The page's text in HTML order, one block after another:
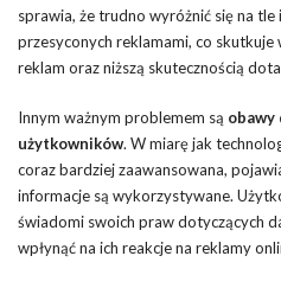
sprawia, że trudno wyróżnić się na
przesyconych reklamami, co
reklam oraz niższą skutecznością
Innym ważnym problemem są obawy
użytkowników. W miarę jak
coraz bardziej zaawansowana,
informacje są wykorzystywane.
świadomi swoich praw dotyczących
wpłynąć na ich reakcje na reklamy